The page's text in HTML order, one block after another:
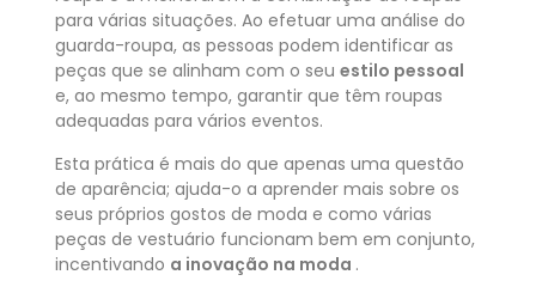
para várias situações. Ao efetuar uma análise do
guarda-roupa, as pessoas podem identificar as
peças que se alinham com o seu estilo pessoal
e, ao mesmo tempo, garantir que têm roupas
adequadas para vários eventos.
Esta prática é mais do que apenas uma questão
de aparência; ajuda-o a aprender mais sobre os
seus próprios gostos de moda e como várias
peças de vestuário funcionam bem em conjunto,
incentivando a inovação na moda .